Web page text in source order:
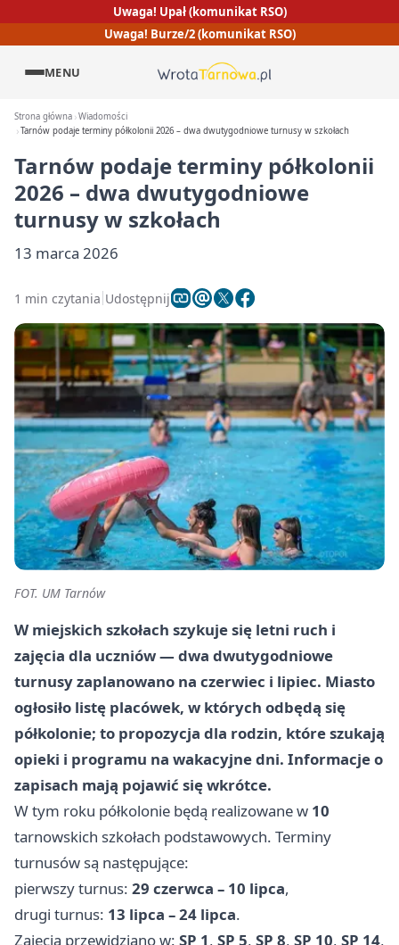
Uwaga! Upał (komunikat RSO)
Uwaga! Burze/2 (komunikat RSO)
MENU
Strona główna Wiadomości
Tarnów podaje terminy półkolonii 2026 – dwa dwutygodniowe turnusy w szkołach
Tarnów podaje terminy półkolonii
2026 – dwa dwutygodniowe
turnusy w szkołach
13 marca 2026
1 min czytania Udostępnij
FOT. UM Tarnów
W miejskich szkołach szykuje się letni ruch i
zajęcia dla uczniów — dwa dwutygodniowe
turnusy zaplanowano na czerwiec i lipiec. Miasto
ogłosiło listę placówek, w których odbędą się
półkolonie; to propozycja dla rodzin, które szukają
opieki i programu na wakacyjne dni. Informacje o
zapisach mają pojawić się wkrótce.
W tym roku półkolonie będą realizowane w 10
tarnowskich szkołach podstawowych. Terminy
turnusów są następujące:
pierwszy turnus: 29 czerwca – 10 lipca,
drugi turnus: 13 lipca – 24 lipca.
Zajęcia przewidziano w: SP 1, SP 5, SP 8, SP 10, SP 14,